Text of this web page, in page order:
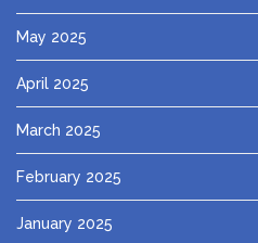
May 2025
April 2025
March 2025
February 2025
January 2025